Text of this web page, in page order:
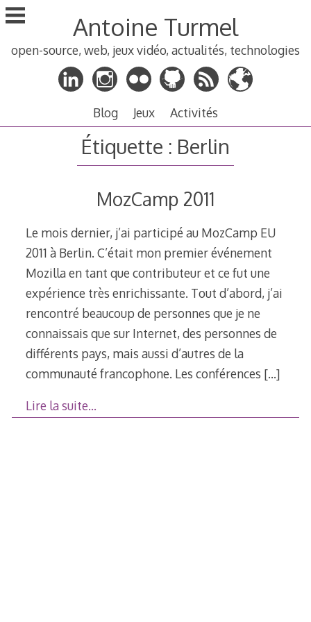
Aller
au
principal
Antoine Turmel
open-source, web, jeux vidéo, actualités, technologies
Blog Jeux Activités
Étiquette : Berlin
MozCamp 2011
Le mois dernier, j’ai participé au MozCamp EU
2011 à Berlin. C’était mon premier événement
Mozilla en tant que contributeur et ce fut une
expérience très enrichissante. Tout d’abord, j’ai
rencontré beaucoup de personnes que je ne
connaissais que sur Internet, des personnes de
différents pays, mais aussi d’autres de la
communauté francophone. Les conférences […]
Lire la suite…